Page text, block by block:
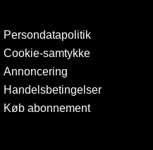
Persondatapolitik
Cookie-samtykke
Annoncering
Handelsbetingelser
Køb abonnement